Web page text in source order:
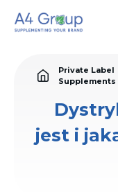
Private Label
Supplements
jest i